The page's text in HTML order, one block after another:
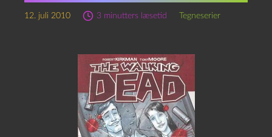
12. juli 2010 3 minutters læsetid Tegneserier